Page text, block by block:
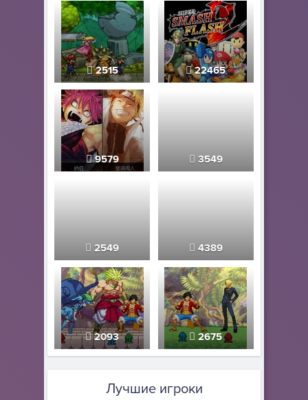
2515 22465
9579 3549
2549 4389
2093 2675
Лучшие игроки